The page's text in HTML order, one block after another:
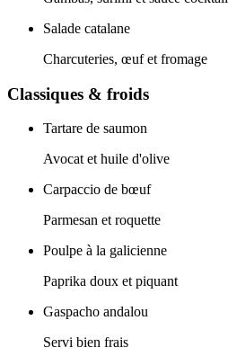
Salade catalane
Charcuteries, œuf et fromage
Classiques & froids
Tartare de saumon
Avocat et huile d'olive
Carpaccio de bœuf
Parmesan et roquette
Poulpe à la galicienne
Paprika doux et piquant
Gaspacho andalou
Servi bien frais